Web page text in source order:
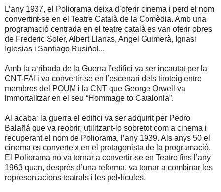
L’any 1937, el Poliorama deixa d’oferir cinema i perd el nom
convertint-se en el Teatre Català de la Comèdia. Amb una
programació centrada en el teatre català es van oferir obres
de Frederic Soler, Albert Llanas, Angel Guimerà, Ignasi
Iglesias i Santiago Rusiñol...
Amb la arribada de la Guerra l’edifici va ser incautat per la
CNT-FAI i va convertir-se en l’escenari dels tiroteig entre
membres del POUM i la CNT que George Orwell va
immortalitzar en el seu “Hommage to Catalonia”.
Al acabar la guerra el edifici va ser adquirit per Pedro
Balañá que va reobrir, utilitzant-lo sobretot com a cinema i
recuperant el nom de Poliorama, l’any 1939. Als anys 50 el
cinema es converteix en el protagonista de la programació.
El Poliorama no va tornar a convertir-se en Teatre fins l’any
1963 quan, després d’una reforma, va tornar a combinar les
representacions teatrals i les pel•lícules.